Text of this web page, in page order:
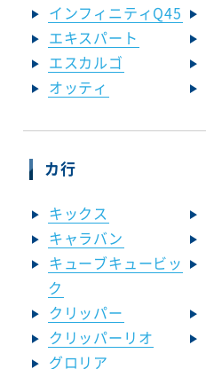
インフィニティQ45
エキスパート
エスカルゴ
オッティ
カ行
キックス
キャラバン
キューブキュービッ
ク
クリッパー
クリッパーリオ
グロリア